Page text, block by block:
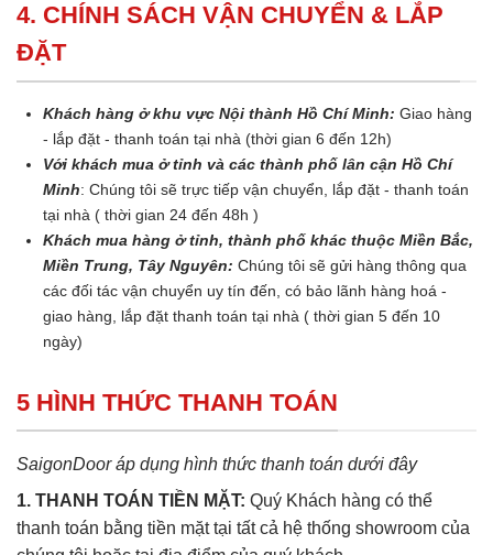
4. CHÍNH SÁCH VẬN CHUYỂN & LẮP
ĐẶT
Khách hàng ở khu vực Nội thành Hồ Chí Minh: Giao hàng
- lắp đặt - thanh toán tại nhà (thời gian 6 đến 12h)
Với khách mua ở tỉnh và các thành phố lân cận Hồ Chí
Minh: Chúng tôi sẽ trực tiếp vận chuyển, lắp đặt - thanh toán
tại nhà ( thời gian 24 đến 48h )
Khách mua hàng ở tỉnh, thành phố khác thuộc Miền Bắc,
Miền Trung, Tây Nguyên: Chúng tôi sẽ gửi hàng thông qua
các đối tác vận chuyển uy tín đến, có bảo lãnh hàng hoá -
giao hàng, lắp đặt thanh toán tại nhà ( thời gian 5 đến 10
ngày)
5 HÌNH THỨC THANH TOÁN
SaigonDoor áp dụng hình thức thanh toán dưới đây
1. THANH TOÁN TIỀN MẶT: Quý Khách hàng có thể
thanh toán bằng tiền mặt tại tất cả hệ thống showroom của